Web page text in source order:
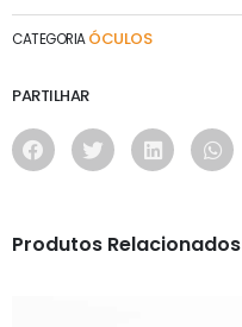
CATEGORIA ÓCULOS
PARTILHAR
Produtos Relacionados